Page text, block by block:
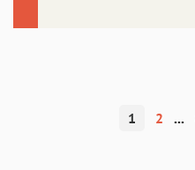
1 2 ...